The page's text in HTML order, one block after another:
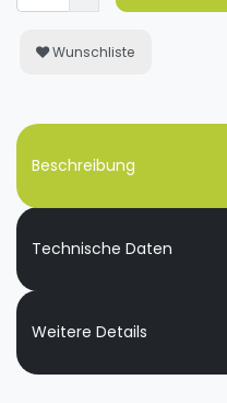
Wunschliste
Beschreibung
Technische Daten
Weitere Details